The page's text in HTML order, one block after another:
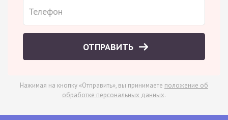
ОТПРАВИТЬ
Нажимая на кнопку «Отправить», вы принимаете положение об
обработке персональных данных.